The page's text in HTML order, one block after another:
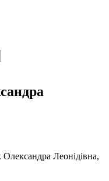
Олександра Леонідівна,